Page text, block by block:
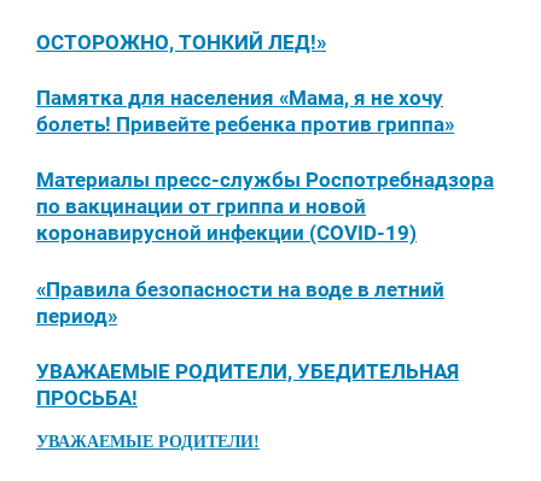
ОСТОРОЖНО, ТОНКИЙ ЛЕД!»
Памятка для населения «Мама, я не хочу
болеть! Привейте ребенка против гриппа»
Материалы пресс-службы Роспотребнадзора
по вакцинации от гриппа и новой
коронавирусной инфекции (COVID-19)
«Правила безопасности на воде в летний
период»
УВАЖАЕМЫЕ РОДИТЕЛИ, УБЕДИТЕЛЬНАЯ
ПРОСЬБА!
УВАЖАЕМЫЕ РОДИТЕЛИ!